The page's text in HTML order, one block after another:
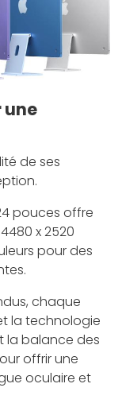
une
de ses
pouces offre
x 2520
pour des
chaque
la technologie
la balance des
offrir une
oculaire et